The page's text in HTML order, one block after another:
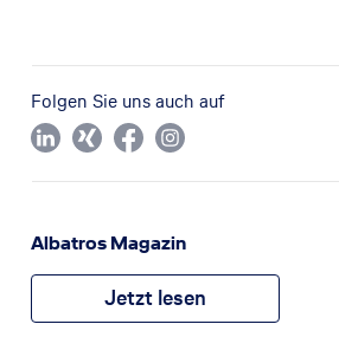
Folgen Sie uns auch auf
Albatros Magazin
Jetzt lesen